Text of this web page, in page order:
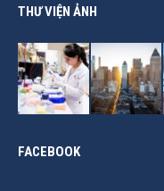
THƯ VIỆN ẢNH
FACEBOOK